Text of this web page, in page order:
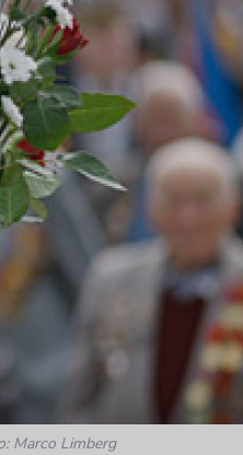
Marco Limberg